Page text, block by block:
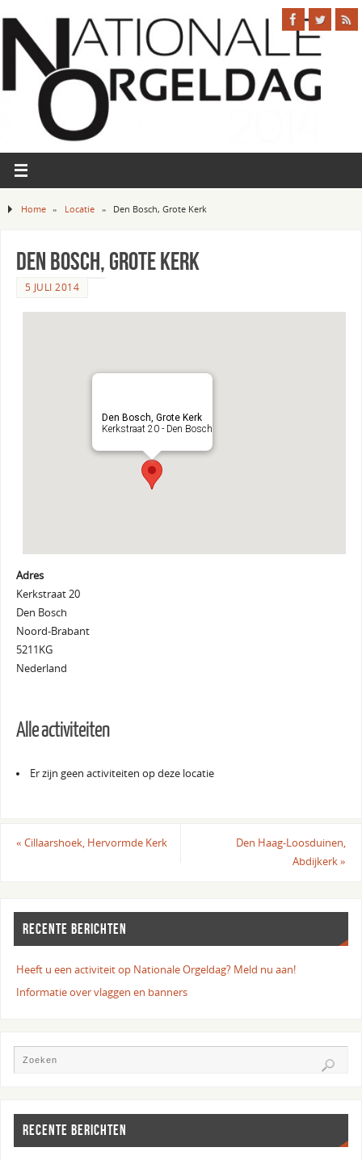
Home » Locatie » Den Bosch, Grote Kerk
Den Bosch, Grote Kerk
5 JULI 2014
Den Bosch, Grote Kerk
Kerkstraat 20 - Den Bosch
Adres
Kerkstraat 20
Den Bosch
Noord-Brabant
5211KG
Nederland
Alle activiteiten
Er zijn geen activiteiten op deze locatie
« Cillaarshoek, Hervormde Kerk
Den Haag-Loosduinen,
Abdijkerk»
RECENTE BERICHTEN
Heeft u een activiteit op Nationale Orgeldag? Meld nu aan!
Informatie over vlaggen en banners
RECENTE BERICHTEN